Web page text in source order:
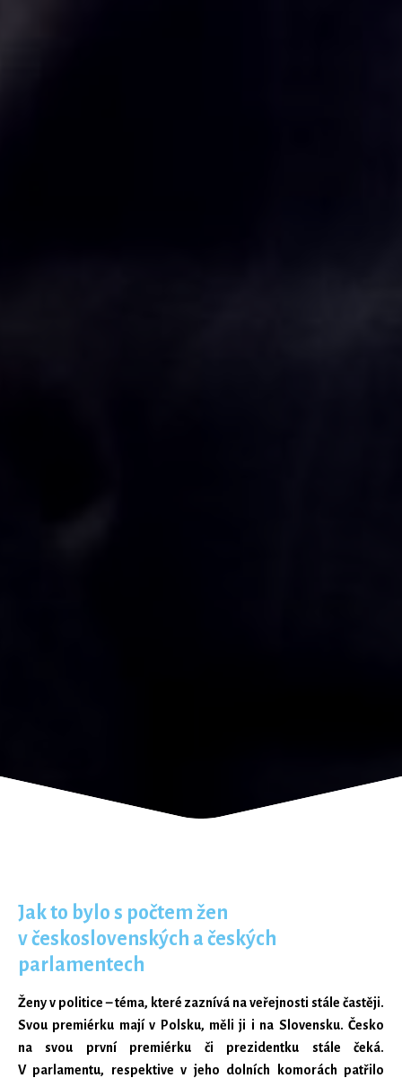
Jak to bylo s počtem žen
v československých a českých
parlamentech
Ženy v politice – téma, které zaznívá na veřejnosti stále častěji.
Svou premiérku mají v Polsku, měli ji i na Slovensku. Česko
na svou první premiérku či prezidentku stále čeká.
V parlamentu, respektive v jeho dolních komorách patřilo